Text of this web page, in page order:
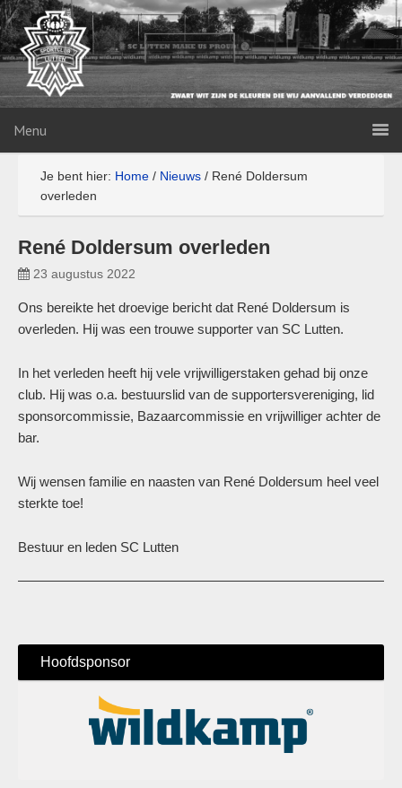
Menu
Je bent hier: Home / Nieuws / René Doldersum
overleden
René Doldersum overleden
23 augustus 2022
Ons bereikte het droevige bericht dat René Doldersum is
overleden. Hij was een trouwe supporter van SC Lutten.
In het verleden heeft hij vele vrijwilligerstaken gehad bij onze
club. Hij was o.a. bestuurslid van de supportersvereniging, lid
sponsorcommissie, Bazaarcommissie en vrijwilliger achter de
bar.
Wij wensen familie en naasten van René Doldersum heel veel
sterkte toe!
Bestuur en leden SC Lutten
Hoofdsponsor